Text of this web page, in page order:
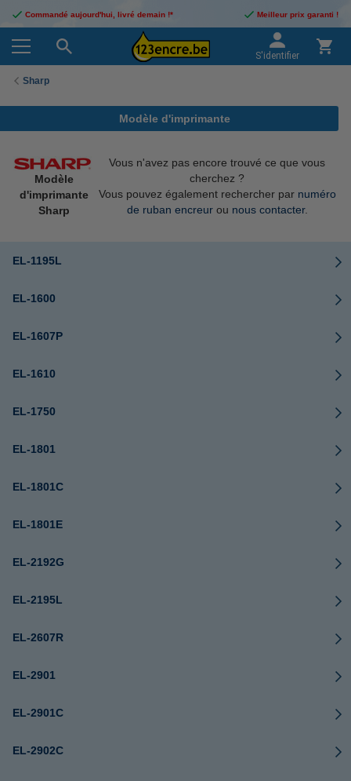
Commandé aujourd'hui, livré demain !* Meilleur prix garanti !
S'identifier
Sharp
Modèle d'imprimante
Modèle
d'imprimante
Sharp
Vous n'avez pas encore trouvé ce que vous
cherchez ?
Vous pouvez également rechercher par numéro
de ruban encreurou nous contacter.
EL-1195L
EL-1600
EL-1607P
EL-1610
EL-1750
EL-1801
EL-1801C
EL-1801E
EL-2192G
EL-2195L
EL-2607R
EL-2901
EL-2901C
EL-2902C